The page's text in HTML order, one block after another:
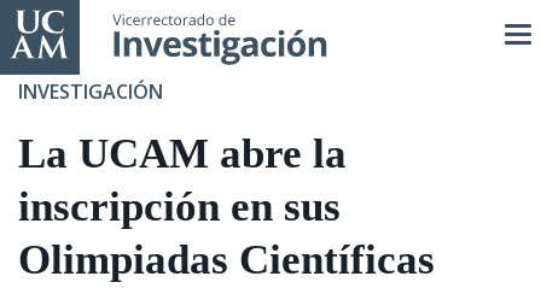
Pasar
al
contenido
INVESTIGACIÓN
La UCAM abre la
inscripción en sus
Olimpiadas Científicas